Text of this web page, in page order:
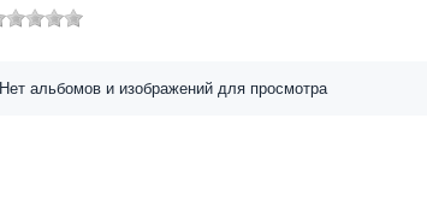
Нет альбомов и изображений для просмотра